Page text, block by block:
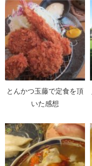
とんかつ玉藤で定食を頂
いた感想